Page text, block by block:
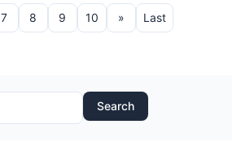
7 8 9 10 » Last
Search